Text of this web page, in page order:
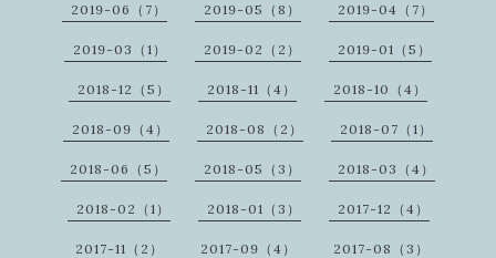
2019-06（7） 2019-05（8） 2019-04（7）
2019-03（1） 2019-02（2） 2019-01（5）
2018-12（5） 2018-11（4） 2018-10（4）
2018-09（4） 2018-08（2） 2018-07（1）
2018-06（5） 2018-05（3） 2018-03（4）
2018-02（1） 2018-01（3） 2017-12（4）
2017-11（2） 2017-09（4） 2017-08（3）